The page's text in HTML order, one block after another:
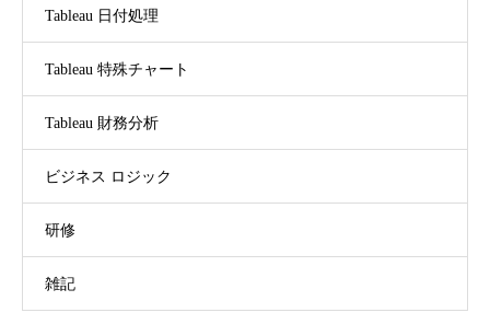
Tableau 日付処理
Tableau 特殊チャート
Tableau 財務分析
ビジネス ロジック
研修
雑記